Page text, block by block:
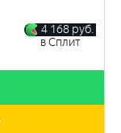
4 168 руб.
в Сплит